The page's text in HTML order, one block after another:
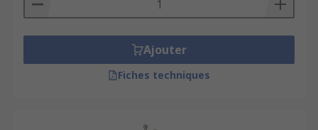
Ajouter
Fiches techniques